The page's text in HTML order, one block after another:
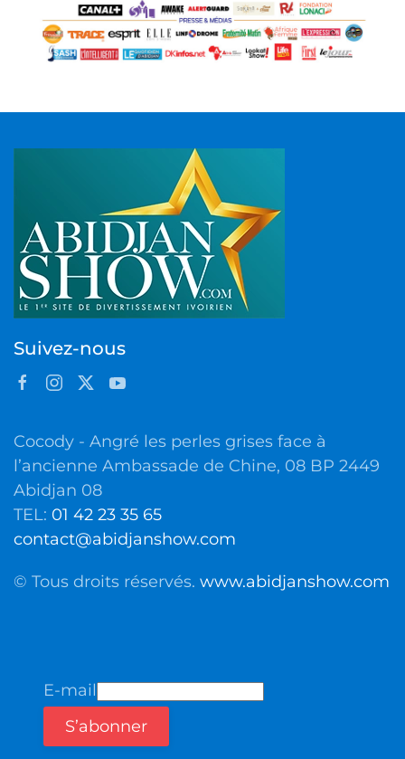
Suivez-nous
Cocody - Angré les perles grises face à
l’ancienne Ambassade de Chine, 08 BP 2449
Abidjan 08
TEL: 01 42 23 35 65
contact@abidjanshow.com
© Tous droits réservés. www.abidjanshow.com
E-mail
S’abonner